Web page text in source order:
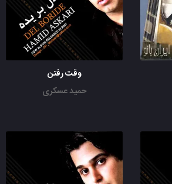
وقت رفتن
حمید عسکری